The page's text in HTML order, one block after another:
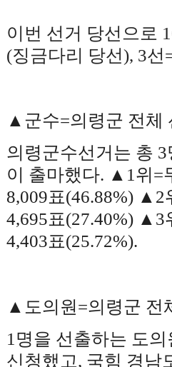
이번 선거 당선으로
(징금다리 당선), 3선
▲ 군수=의령군 전체
의령군수선거는 총 3
이 출마했다. ▲ 1위 =
8,009표(46.88%) ▲ 2
4,695표(27.40%) ▲ 3
4,403표(25.72%).
▲ 도의원=의령군 전
1명을 선출하는 도
신청했고, 국힘 경남